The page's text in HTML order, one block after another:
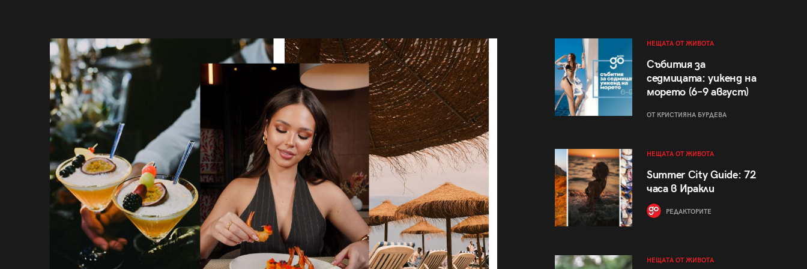
НЕЩАТА ОТ ЖИВОТА
Събития за
седмицата: уикенд на
морето (6–9 август)
ОТ КРИСТИЯНА БУРДЕВА
НЕЩАТА ОТ ЖИВОТА
Summer City Guide: 72
часа в Иракли
РЕДАКТОРИТЕ
НЕЩАТА ОТ ЖИВОТА